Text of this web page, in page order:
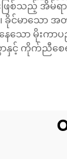
မ်ရာများ၊
။ ခိုင်မာသ
ော မိုးကာပ
နှင့် ကိုက်ညီစေ